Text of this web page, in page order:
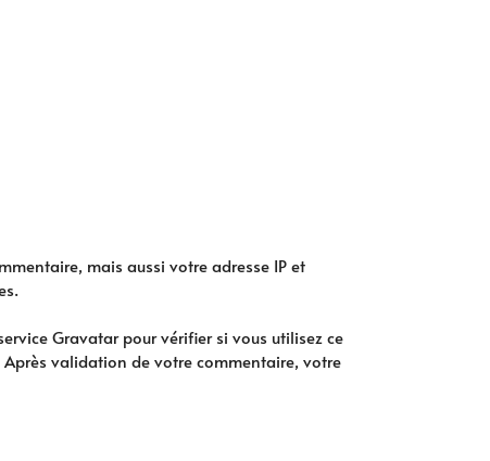
mais aussi votre adresse IP et
Gravatar pour vérifier si vous utilisez ce
validation de votre commentaire, votre